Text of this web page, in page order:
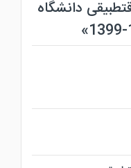
دانشگاه